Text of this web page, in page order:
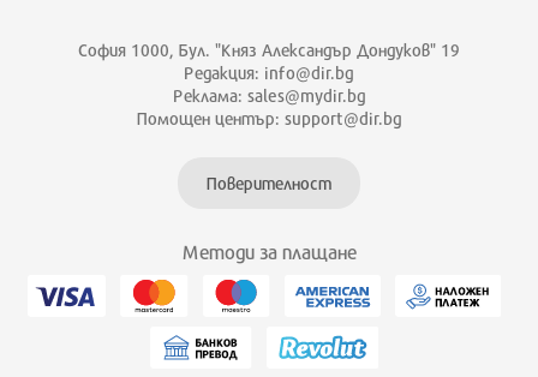
София 1000, Бул. "Княз Александър Дондуков" 19
Редакция: info@dir.bg
Реклама: sales@mydir.bg
Помощен център: support@dir.bg
Поверителност
Методи за плащане